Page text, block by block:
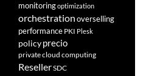
monitoringoptimization
orchestrationoverselling
performance PKI Plesk
policyprecio
private cloud computing
ResellerSDC